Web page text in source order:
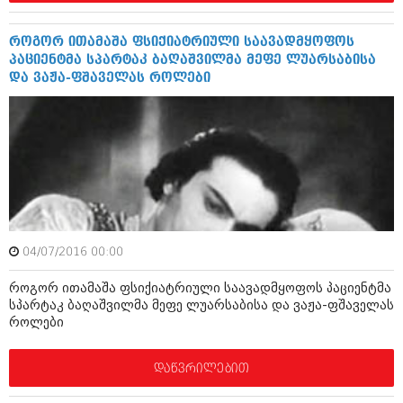
იანვარი 2016 (206)
ნოემბერი 2015 (264)
ოქტომბერი 2015 (204)
სექტემბერი 2015 (215)
აგვისტო 2015 (286)
ივნისი 2015 (261)
მაისი 2015 (194)
აპრილი 2015 (208)
მარტი 2015 (365)
თებერვალი 2015 (286)
იანვარი 2015 (247)
დეკემბერი 2014 (342)
ოქტომბერი 2014 (292)
სექტემბერი 2014 (394)
ივნისი 2014 (366)
მაისი 2014 (313)
აპრილი 2014 (290)
როგორ ითამაშა ფსიქიატრიული საავადმყოფოს
პაციენტმა სპარტაკ ბაღაშვილმა მეფე ლუარსაბისა
და ვაჟა-ფშაველას როლები
04/07/2016 00:00
როგორ ითამაშა ფსიქიატრიული საავადმყოფოს პაციენტმა
სპარტაკ ბაღაშვილმა მეფე ლუარსაბისა და ვაჟა-ფშაველას
როლები
დაწვრილებით